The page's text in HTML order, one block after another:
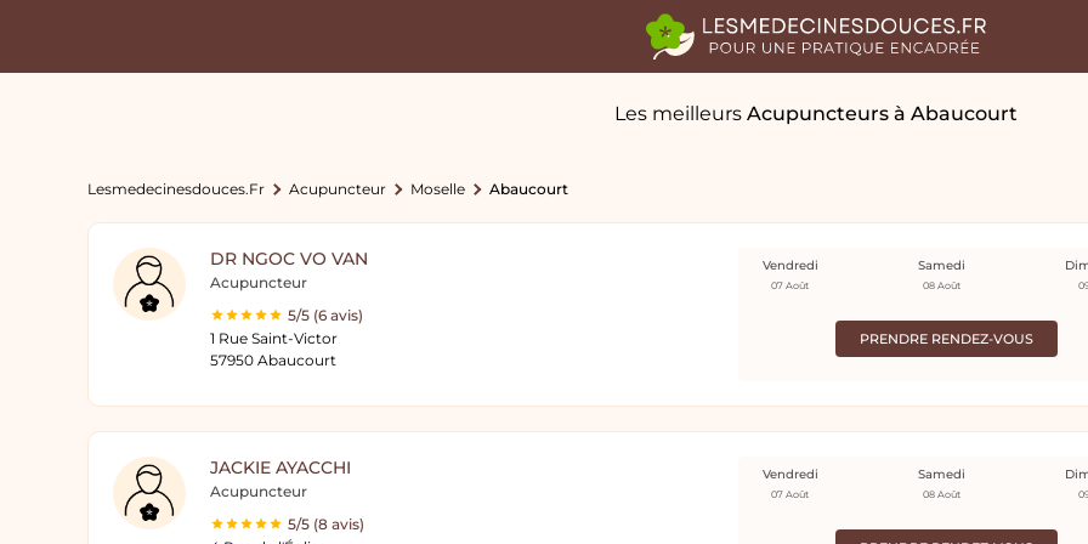
Les meilleurs Acupuncteurs à Abaucourt
Lesmedecinesdouces.fr Acupuncteur Moselle Abaucourt
DR NGOC VO VAN
Acupuncteur
5/5 (6 avis)
1 Rue Saint-Victor
57950 Abaucourt
PRENDRE RENDEZ-VOUS
Vendredi
07 Août
Samedi
08 Août
JACKIE AYACCHI
Acupuncteur
5/5 (8 avis)
Vendredi
07 Août
Samedi
08 Août